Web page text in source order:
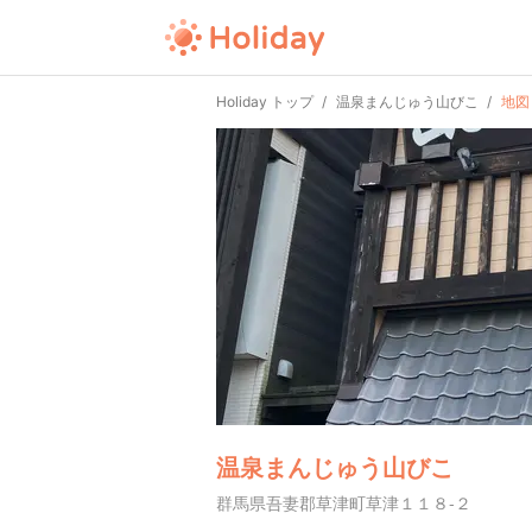
Holiday トップ 温泉まんじゅう山びこ 地図
温泉まんじゅう山びこ
群馬県吾妻郡草津町草津１１８-２